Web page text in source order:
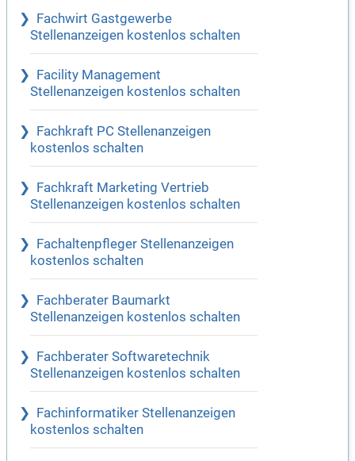
Fachwirt Gastgewerbe
Stellenanzeigen kostenlos schalten
Facility Management
Stellenanzeigen kostenlos schalten
Fachkraft PC Stellenanzeigen
kostenlos schalten
Fachkraft Marketing Vertrieb
Stellenanzeigen kostenlos schalten
Fachaltenpfleger Stellenanzeigen
kostenlos schalten
Fachberater Baumarkt
Stellenanzeigen kostenlos schalten
Fachberater Softwaretechnik
Stellenanzeigen kostenlos schalten
Fachinformatiker Stellenanzeigen
kostenlos schalten